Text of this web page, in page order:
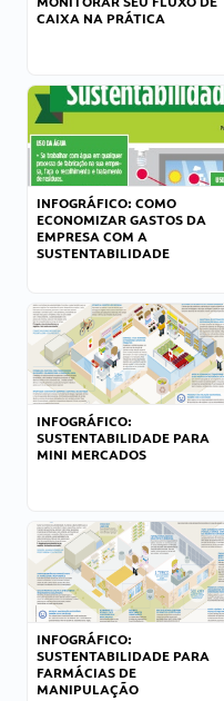
CAIXA NA PRÁTICA
INFOGRÁFICO: COMO
ECONOMIZAR GASTOS DA
EMPRESA COM A
SUSTENTABILIDADE
INFOGRÁFICO:
SUSTENTABILIDADE PARA
MINI MERCADOS
INFOGRÁFICO:
SUSTENTABILIDADE PARA
FARMÁCIAS DE
MANIPULAÇÃO